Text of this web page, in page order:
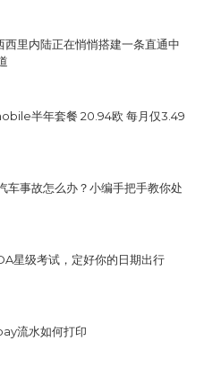
西里内陆正在悄悄搭建一条直通中
半年套餐 20.94欧 每月仅3.49
事故怎么办？小编手把手教你处
星级考试，定好你的日期出行
流水如何打印